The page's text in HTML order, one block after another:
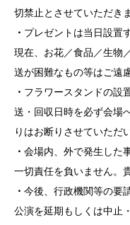
切禁止とさせていただき
・ プレゼントは当日設置
現在、お花／食品／生物
送が困難なもの等はご遠
・ フラワースタンドの設
送・回収日時を必ず会場
りはお断りさせていただ
・ 会場内、外で発生した
一切責任を負いません。
・ 今後、行政機関等の要
公演を延期もしくは中止